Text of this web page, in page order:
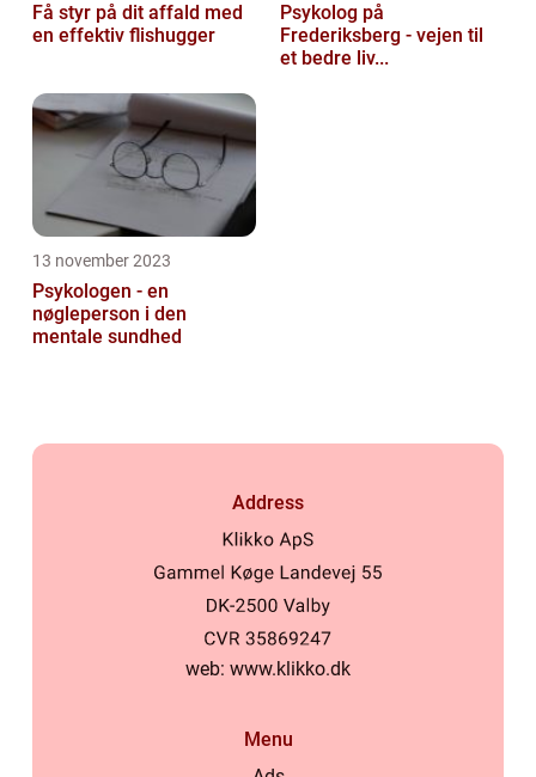
Få styr på dit affald med
en effektiv flishugger
Psykolog på
Frederiksberg - vejen til
et bedre liv...
13 november 2023
Psykologen - en
nøgleperson i den
mentale sundhed
Address
web: www.klikko.dk
Menu